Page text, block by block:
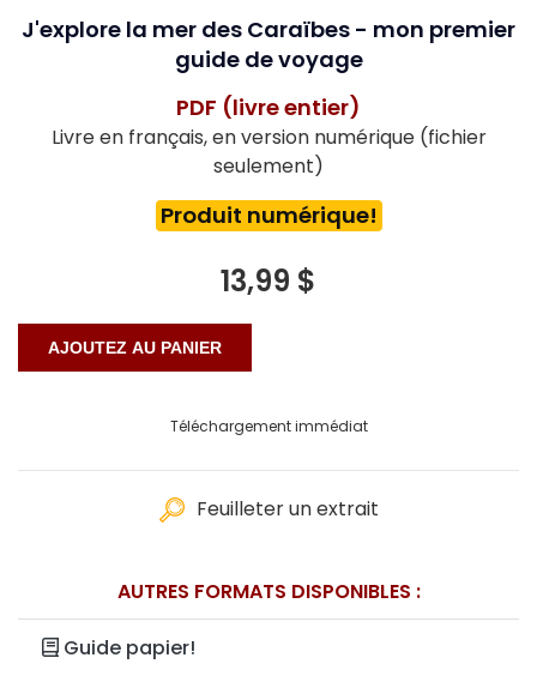
J'explore la mer des Caraïbes - mon premier
guide de voyage
PDF (livre entier)
Livre en français, en version numérique (fichier
seulement)
Produit numérique!
13,99 $
Téléchargement immédiat
Feuilleter un extrait
AUTRES FORMATS DISPONIBLES :
Guide papier!